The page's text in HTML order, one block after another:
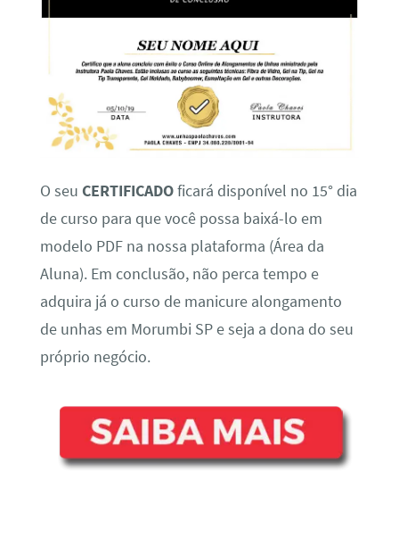
O seu CERTIFICADOficará disponível no 15° dia
de curso para que você possa baixá-lo em
modelo PDF na nossa plataforma (Área da
Aluna). Em conclusão, não perca tempo e
adquira já o curso de manicure alongamento
de unhas em Morumbi SP e seja a dona do seu
próprio negócio.